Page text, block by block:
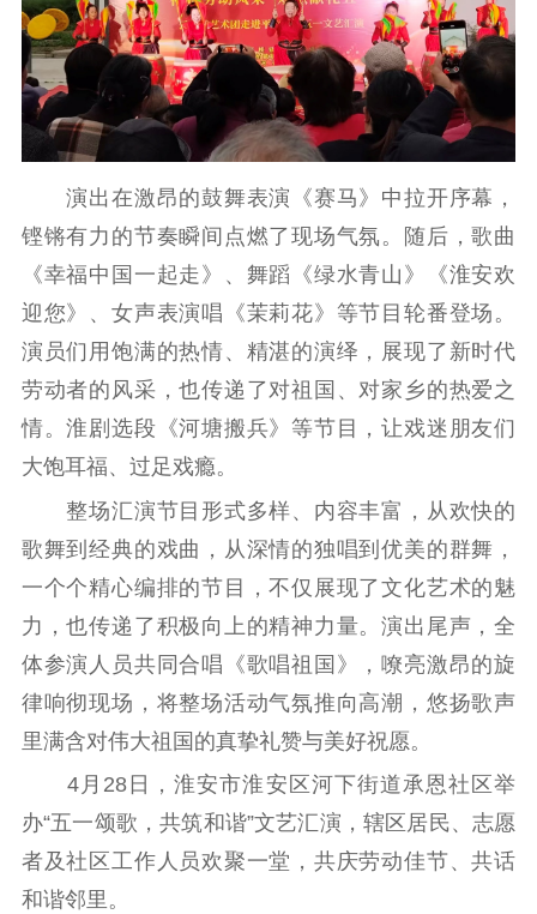
文化文艺
精品生产 文化惠民
文化传承
文化交流
体制改革
文化产业
紫金文化艺术节
品牌活动 紫艺舞台
精神文明
文明创建 文明实践
文明培育
先进典型
社会宣传
新闻出版
精品出版 全民阅读
出版监管
扫黄打非
电影工作
电影创作 电影市场
机关党建
党建要闻 学习在线
演出在激昂的鼓舞表演《赛马》中拉开序幕，
铿锵有力的节奏瞬间点燃了现场气氛。随后，歌曲
《幸福中国一起走》、舞蹈《绿水青山》《淮安欢
迎您》、女声表演唱《茉莉花》等节目轮番登场。
演员们用饱满的热情、精湛的演绎，展现了新时代
劳动者的风采，也传递了对祖国、对家乡的热爱之
情。淮剧选段《河塘搬兵》等节目，让戏迷朋友们
大饱耳福、过足戏瘾。
整场汇演节目形式多样、内容丰富，从欢快的
歌舞到经典的戏曲，从深情的独唱到优美的群舞，
一个个精心编排的节目，不仅展现了文化艺术的魅
力，也传递了积极向上的精神力量。演出尾声，全
体参演人员共同合唱《歌唱祖国》，嘹亮激昂的旋
律响彻现场，将整场活动气氛推向高潮，悠扬歌声
里满含对伟大祖国的真挚礼赞与美好祝愿。
4月28日，淮安市淮安区河下街道承恩社区举
办“五一颂歌，共筑和谐”文艺汇演，辖区居民、志愿
者及社区工作人员欢聚一堂，共庆劳动佳节、共话
和谐邻里。